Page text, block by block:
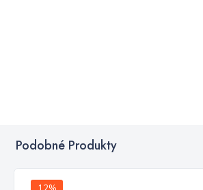
Podobné Produkty
12%